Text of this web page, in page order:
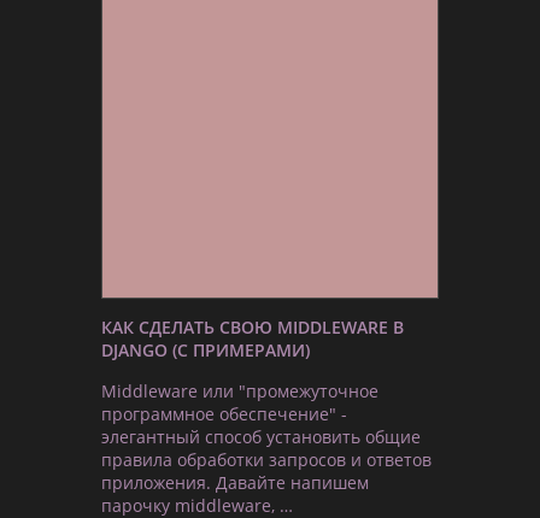
КАК СДЕЛАТЬ СВОЮ MIDDLEWARE В
DJANGO (С ПРИМЕРАМИ)
Middleware или "промежуточное
программное обеспечение" -
элегантный способ установить общие
правила обработки запросов и ответов
приложения. Давайте напишем
парочку middleware, …